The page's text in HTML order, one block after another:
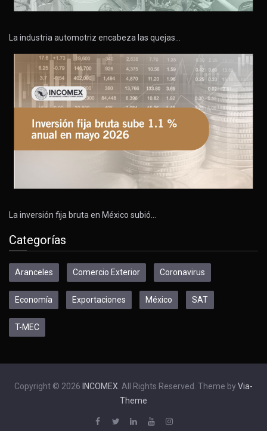
La industria automotriz encabeza las quejas…
La inversión fija bruta en México subió…
Categorías
Aranceles Comercio Exterior Coronavirus
Economía Exportaciones México SAT
T-MEC
Copyright © 2026 INCOMEX . All Rights Reserved. Theme by Via-
Theme